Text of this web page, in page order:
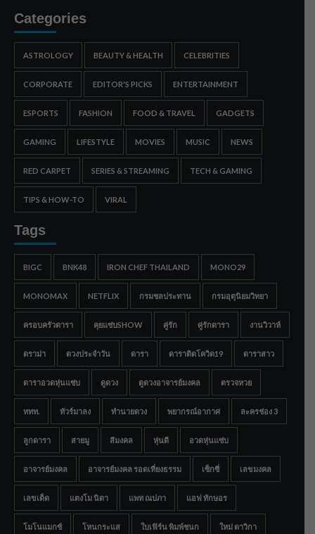
Categories
ASTROLOGY BEAUTY & HEALTH CELEBRITIES
CORPORATE EDITOR'S PICKS ENTERTAINMENT
ESPORTS FASHION FOOD & TRAVEL GADGETS
GAMING LIFESTYLE MOVIES MUSIC NEWS
RED CARPET SERIES & STREAMING TECH & GAMING
TIPS & HOW-TO VIRAL
Tags
BIGC BNK48 IRON CHEF THAILAND MONO29
MONOMAX NETFLIX กรมชลประทาน กรมอุตุนิยมวิทยา
ครอบครัวดารา คุยแซ่บSHOW คู่รัก คู่รักดารา งานวิวาห์
ดราม่า ดวงประจำวัน ดารา ดาราติดโควิด19 ดาราสาว
ดาราอวดหุ่นแซ่บ ดูดวง ดูดวงอาจารย์มงคล ตรวจหวย
ททท. ทัวร์มาลง ทำนายดวง พยากรณ์อากาศ ละครช่อง 3
ลูกดารา สายมู สีมงคล หุ่นดี อวดหุ่นแซ่บ
อาจารย์มงคล อาจารย์มงคล รอดเที่ยงธรรม เซ็กซี่ เลขมงคล
เลขเด็ด แตงโม นิดา แพท ณปภา แอฟ ทักษอร
โมโนแมกซ์ โหนกระแส ใบเฟิร์น พิมพ์ชนก ใหม่ ดาวิกา